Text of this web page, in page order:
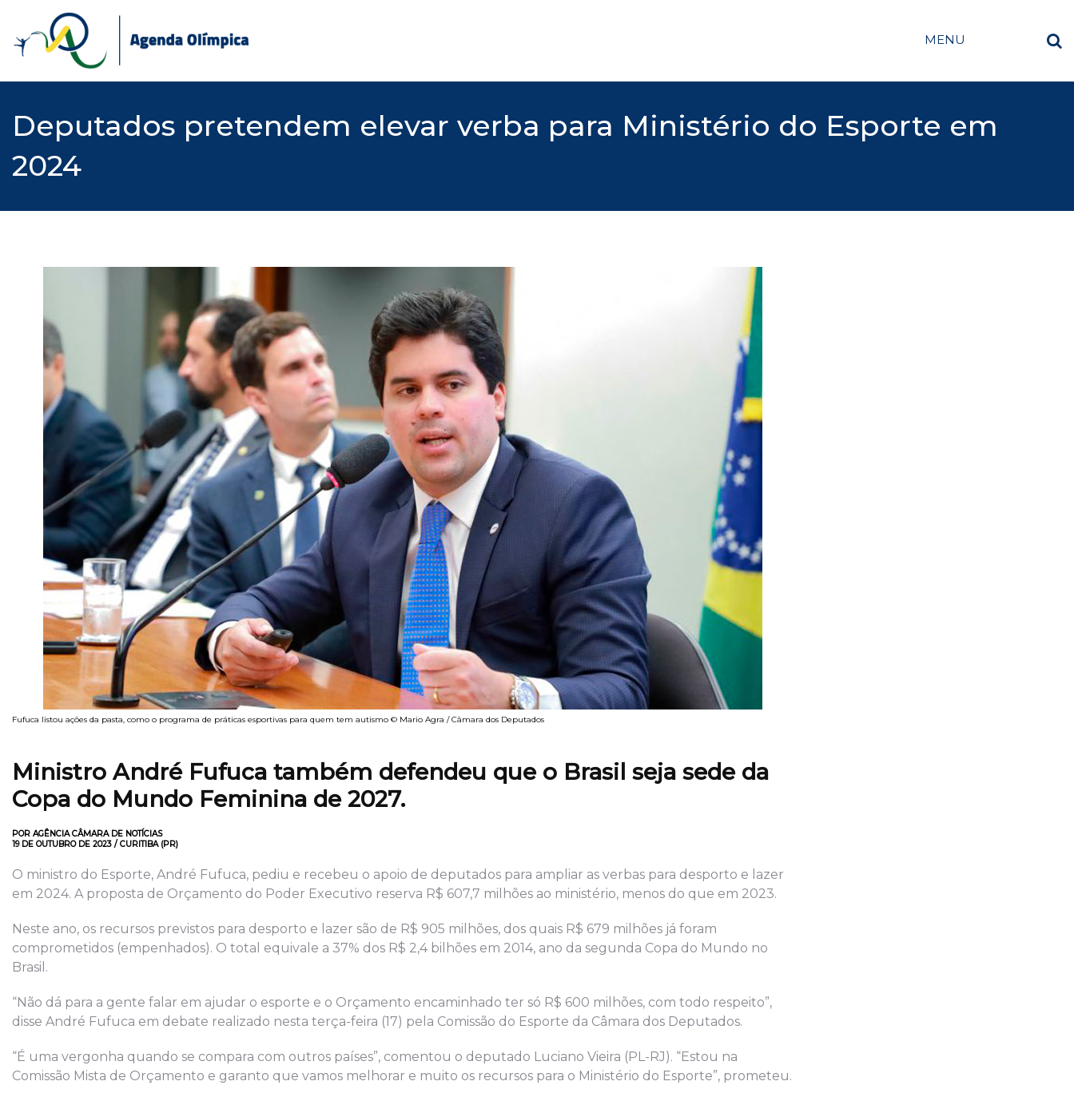
content
MENU
Deputados pretendem elevar verba para Ministério do Esporte em
2024
Fufuca listou ações da pasta, como o programa de práticas esportivas para quem tem autismo © Mario Agra / Câmara dos Deputados
Ministro André Fufuca também defendeu que o Brasil seja sede da
Copa do Mundo Feminina de 2027.
POR AGÊNCIA CÂMARA DE NOTÍCIAS
19 DE OUTUBRO DE 2023 / CURITIBA (PR)
O ministro do Esporte, André Fufuca, pediu e recebeu o apoio de deputados para ampliar as verbas para desporto e lazer
em 2024. A proposta de Orçamento do Poder Executivo reserva R$ 607,7 milhões ao ministério, menos do que em 2023.
Neste ano, os recursos previstos para desporto e lazer são de R$ 905 milhões, dos quais R$ 679 milhões já foram
comprometidos (empenhados). O total equivale a 37% dos R$ 2,4 bilhões em 2014, ano da segunda Copa do Mundo no
Brasil.
“Não dá para a gente falar em ajudar o esporte e o Orçamento encaminhado ter só R$ 600 milhões, com todo respeito”,
disse André Fufuca em debate realizado nesta terça-feira (17) pela Comissão do Esporte da Câmara dos Deputados.
“É uma vergonha quando se compara com outros países”, comentou o deputado Luciano Vieira (PL-RJ). “Estou na
Comissão Mista de Orçamento e garanto que vamos melhorar e muito os recursos para o Ministério do Esporte”, prometeu.